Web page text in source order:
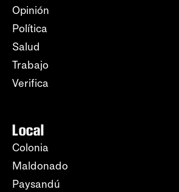
Opinión
Política
Salud
Trabajo
Verifica
Local
Colonia
Maldonado
Paysandú